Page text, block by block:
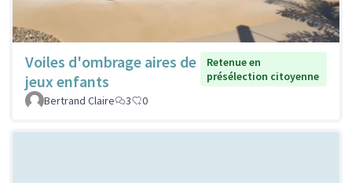
Voiles d'ombrage aires de
jeux enfants
Retenue en
présélection citoyenne
Bertrand Claire
3 0